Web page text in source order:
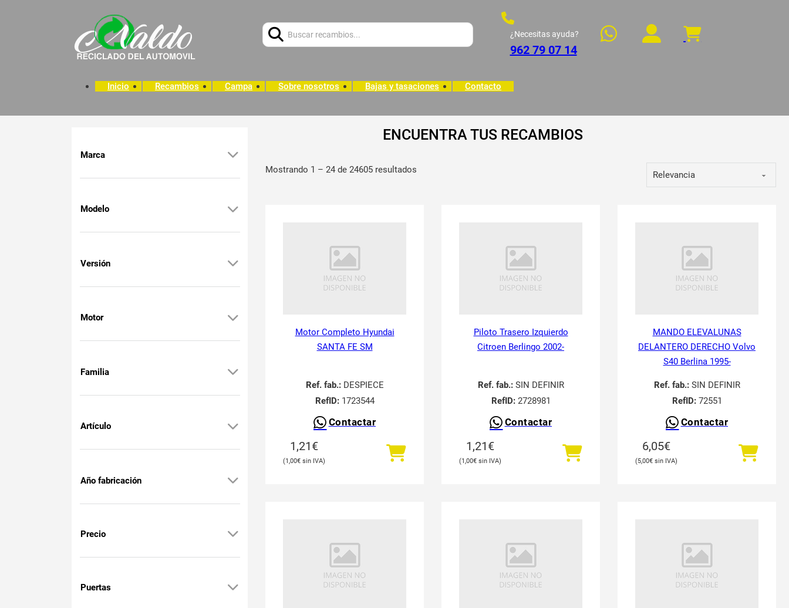
¿Necesitas ayuda?
962 79 07 14
Inicio Recambios Campa Sobre nosotros Bajas y tasaciones Contacto
ENCUENTRA TUS RECAMBIOS
Marca
Modelo
Versión
Motor
Familia
Artículo
Año fabricación
Precio
Puertas
Mostrando 1 – 24 de 24605 resultados
Motor Completo Hyundai
SANTA FE SM
Ref. fab.:DESPIECE
RefID:1723544
Contactar
1,21€
1,00€
Piloto Trasero Izquierdo
Citroen Berlingo 2002-
Ref. fab.:SIN DEFINIR
RefID:2728981
Contactar
1,21€
1,00€
MANDO ELEVALUNAS
DELANTERO DERECHO Volvo
S40 Berlina 1995-
Ref. fab.:SIN DEFINIR
RefID:72551
Contactar
6,05€
5,00€